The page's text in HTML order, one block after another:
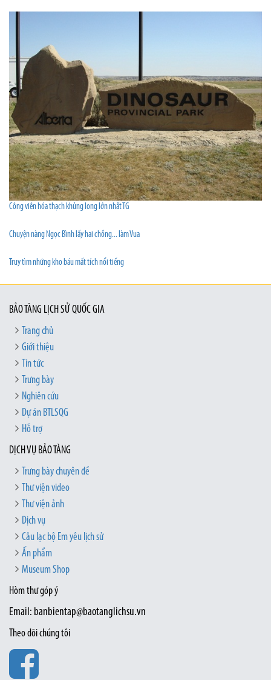
Công viên hóa thạch khủng long lớn nhất TG
Chuyện nàng Ngọc Bình lấy hai chồng... làm Vua
Truy tìm những kho báu mất tích nổi tiếng
BẢO TÀNG LỊCH SỬ QUỐC GIA
Trang chủ
Giới thiệu
Tin tức
Trưng bày
Nghiên cứu
Dự án BTLSQG
Hỗ trợ
DỊCH VỤ BẢO TÀNG
Trưng bày chuyên đề
Thư viện video
Thư viện ảnh
Dịch vụ
Câu lạc bộ Em yêu lịch sử
Ấn phẩm
Museum Shop
Hòm thư góp ý
Email: banbientap@baotanglichsu.vn
Theo dõi chúng tôi